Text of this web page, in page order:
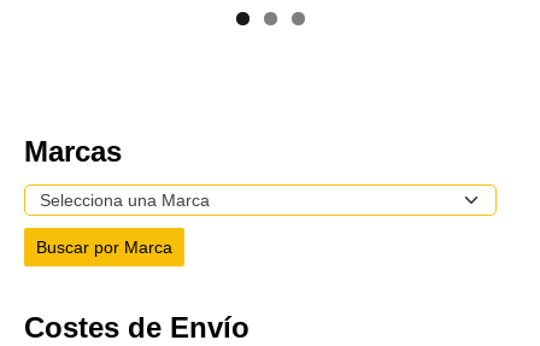
Marcas
Costes de Envío